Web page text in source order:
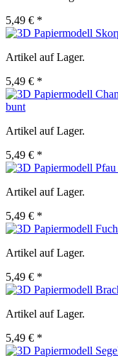
5,49 € *
Artikel auf Lager.
5,49 € *
bunt
Artikel auf Lager.
5,49 € *
Artikel auf Lager.
5,49 € *
Artikel auf Lager.
5,49 € *
Artikel auf Lager.
5,49 € *